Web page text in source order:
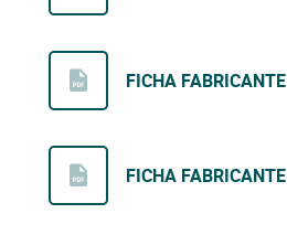
FICHA FABRICANTE
FICHA FABRICANTE